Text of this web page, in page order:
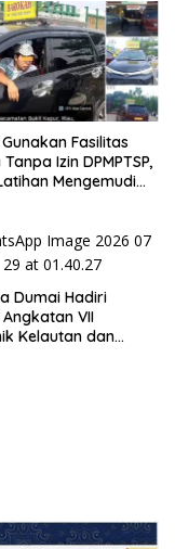
terhadap
Hukum
Fasilitas
Izin DPMPTSP,
Mengemudi
Dumai Hadiri
VII
Kelautan dan